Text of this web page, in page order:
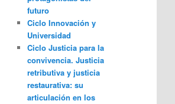
futuro
Ciclo Innovación y
Universidad
Ciclo Justicia para la
convivencia. Justicia
retributiva y justicia
restaurativa: su
articulación en los